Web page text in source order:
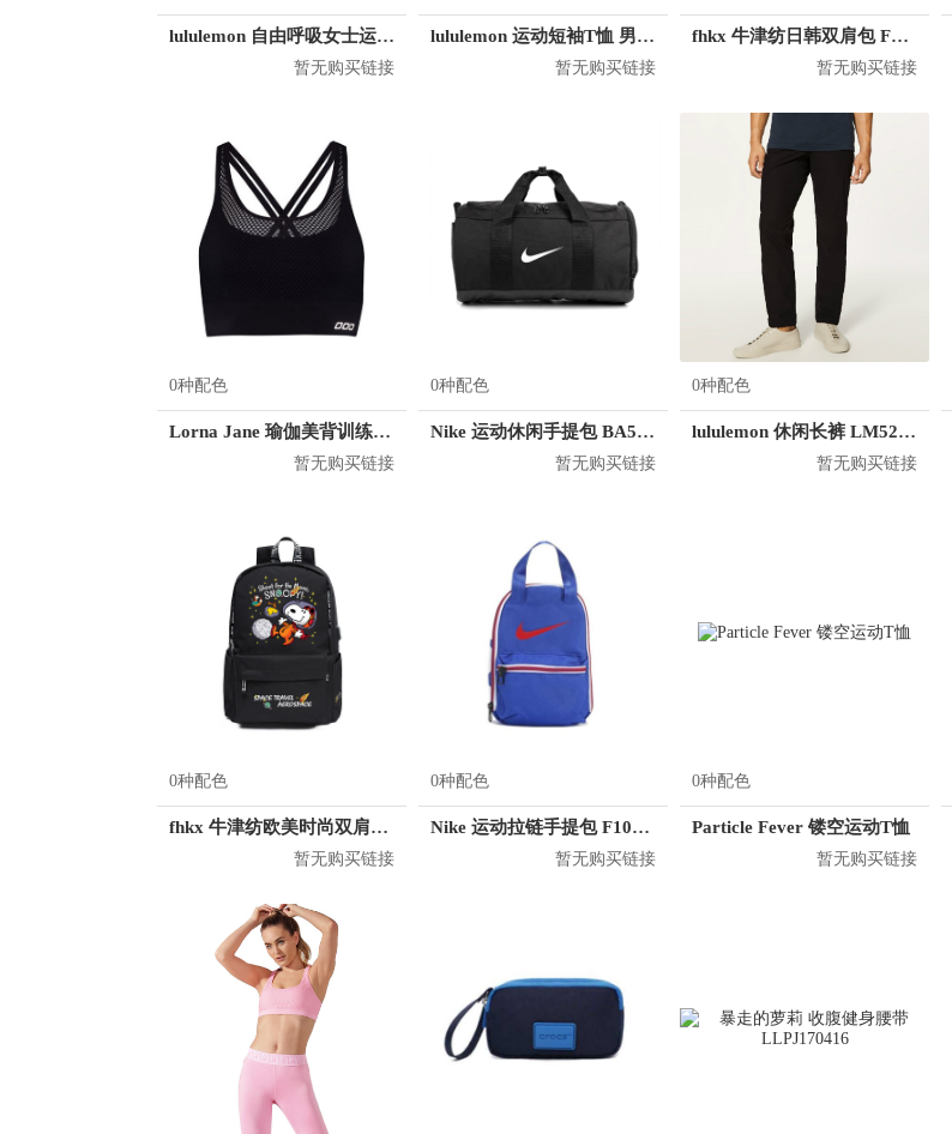
lululemon 自由呼吸女士运动文胸
暂无购买链接
lululemon 运动短袖T恤 男女同款 LM3AR7S
暂无购买链接
fhkx 牛津纺日韩双肩包 FZS0003
暂无购买链接
0种配色
Lorna Jane 瑜伽美背训练健身背心 052051
暂无购买链接
0种配色
Nike 运动休闲手提包 BA5797
暂无购买链接
0种配色
lululemon 休闲长裤 LM5280D
暂无购买链接
0种配色
fhkx 牛津纺欧美时尚双肩包 FZS0012
暂无购买链接
0种配色
Nike 运动拉链手提包 F1086R
暂无购买链接
0种配色
Particle Fever 镂空运动T恤
暂无购买链接